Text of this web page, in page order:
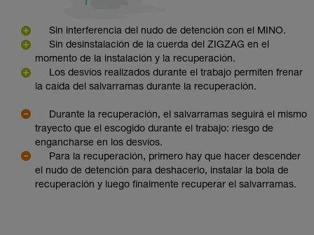
Sin interferencia del nudo de detención con el MINO.
Sin desinstalación de la cuerda del ZIGZAG en el
momento de la instalación y la recuperación.
Los desvíos realizados durante el trabajo permiten frenar
la caída del salvarramas durante la recuperación.
Durante la recuperación, el salvarramas seguirá el mismo
trayecto que el escogido durante el trabajo: riesgo de
engancharse en los desvíos.
Para la recuperación, primero hay que hacer descender
el nudo de detención para deshacerlo, instalar la bola de
recuperación y luego finalmente recuperar el salvarramas.